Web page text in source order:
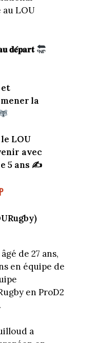
LOU
𝐝𝐞́𝐩𝐚𝐫𝐭
et
la
LOU
avec
5 ans ✍️
de 27 ans,
en équipe de
en ProD2
a